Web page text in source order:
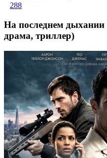
288
На последнем
драма, триллер)